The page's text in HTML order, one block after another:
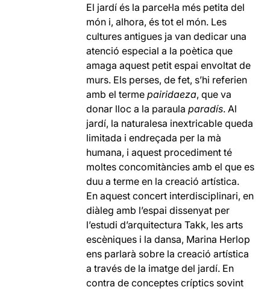
El jardí és la parcel·la més petita del
món i, alhora, és tot el món. Les
cultures antigues ja van dedicar una
atenció especial a la poètica que
amaga aquest petit espai envoltat de
murs. Els perses, de fet, s’hi referien
amb el termepairidaeza, que va
donar lloc a la paraulaparadís. Al
jardí, la naturalesa inextricable queda
limitada i endreçada per la mà
humana, i aquest procediment té
moltes concomitàncies amb el que es
duu a terme en la creació artística.
En aquest concert interdisciplinari, en
diàleg amb l’espai dissenyat per
l’estudi d’arquitectura Takk, les arts
escèniques i la dansa, Marina Herlop
ens parlarà sobre la creació artística
a través de la imatge del jardí. En
contra de conceptes críptics sovint